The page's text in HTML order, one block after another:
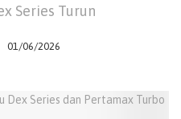
Series Turun
01/06/2026